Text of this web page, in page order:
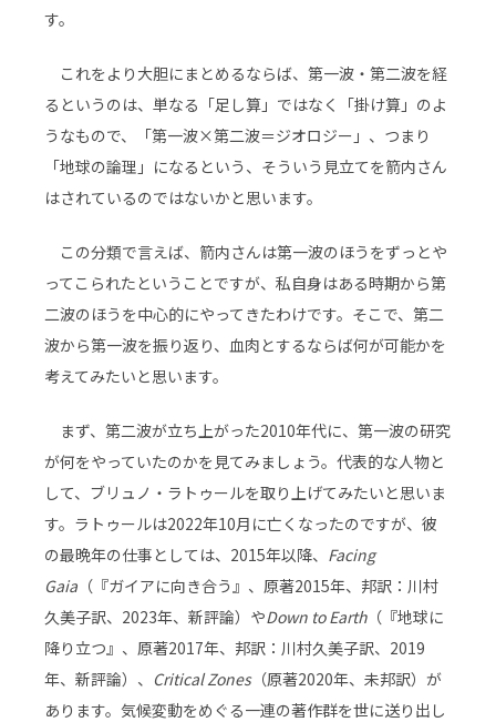
す。
これをより大胆にまとめるならば、第一波・第二波を経
るというのは、単なる「足し算」ではなく「掛け算」のよ
うなもので、「第一波×第二波＝ジオロジー」、つまり
「地球の論理」になるという、そういう見立てを箭内さん
はされているのではないかと思います。
この分類で言えば、箭内さんは第一波のほうをずっとや
ってこられたということですが、私自身はある時期から第
二波のほうを中心的にやってきたわけです。そこで、第二
波から第一波を振り返り、血肉とするならば何が可能かを
考えてみたいと思います。
まず、第二波が立ち上がった2010年代に、第一波の研究
が何をやっていたのかを見てみましょう。代表的な人物と
して、ブリュノ・ラトゥールを取り上げてみたいと思いま
す。ラトゥールは2022年10月に亡くなったのですが、彼
の最晩年の仕事としては、2015年以降、 Facing
Gaia （『ガイアに向き合う』、原著2015年、邦訳：川村
久美子訳、2023年、新評論）やDown to Earth（『地球に
降り立つ』、原著2017年、邦訳：川村久美子訳、2019
年、新評論）、 Critical Zones（原著2020年、未邦訳）が
あります。気候変動をめぐる一連の著作群を世に送り出し